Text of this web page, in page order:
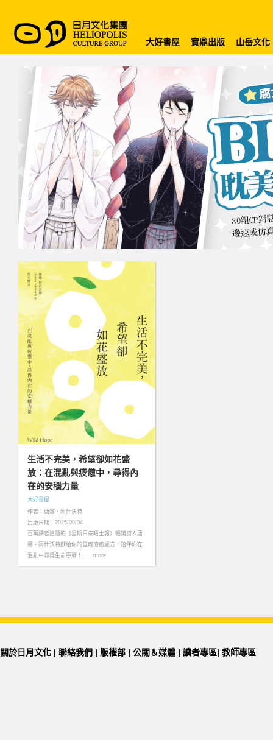
大好書屋 寶鼎出版 山岳文化
生活不完美，希望卻如花盛
放：在混亂與疲憊中，尋得內
在的安穩力量
大好書屋
作者：唐娜．阿什沃特
出版日期：2025/09/04
百萬讀者追隨的《星期日泰晤士報》暢銷詩人唐
娜‧阿什沃特獻給你的靈魂療癒處方，陪伴你在
混亂中尋得生命寧靜！……more
關於日月文化 | 聯絡我們 | 版權部 | 公關＆媒體 | 讀者專區| 教師專區